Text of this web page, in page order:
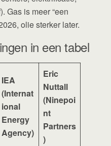
Gas is meer “een
olie sterker later.
in een tabel
IEA
(Internat
ional
Energy
Agency)
Eric
Nuttall
(Ninepoi
nt
Partners
)